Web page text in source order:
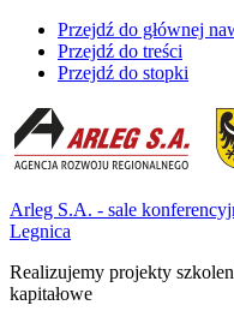
Przejdź do głównej
Przejdź do treści
Przejdź do stopki
Arleg S.A. - sale
Legnica
Realizujemy projekty
kapitałowe